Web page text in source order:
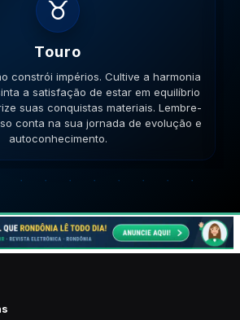
♊
Gemeos
pode ser útil. Conecte-se com
seus ideais e veja como a
frutos. Esteja aberto a novas ideias.
passo conta na sua jornada de
e autoconhecimento.